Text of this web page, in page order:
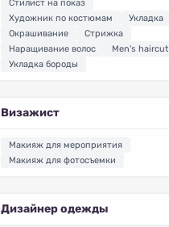
Стилист на показ
Художник по костюмам
Укладка
Окрашивание
Стрижка
Наращивание волос
Men's haircut
Укладка бороды
Визажист
Макияж для мероприятия
Макияж для фотосъемки
Дизайнер одежды